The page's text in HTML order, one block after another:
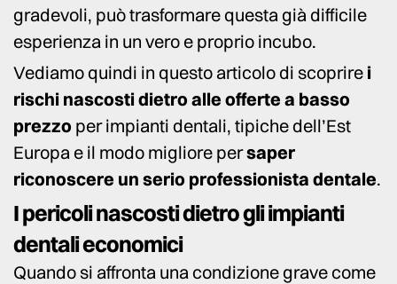
gradevoli, può trasformare questa già difficile
esperienza in un vero e proprio incubo.
Vediamo quindi in questo articolo di scoprire i
rischi nascosti dietro alle offerte a basso
prezzo per impianti dentali, tipiche dell’Est
Europa e il modo migliore persaper
riconoscere un serio professionista dentale.
I pericoli nascosti dietro gli impianti
dentali economici
Quando si affronta una condizione grave come